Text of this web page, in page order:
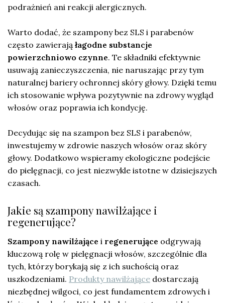
podrażnień ani reakcji alergicznych.
Warto dodać, że szampony bez SLS i parabenów
często zawierają łagodne substancje
powierzchniowo czynne. Te składniki efektywnie
usuwają zanieczyszczenia, nie naruszając przy tym
naturalnej bariery ochronnej skóry głowy. Dzięki temu
ich stosowanie wpływa pozytywnie na zdrowy wygląd
włosów oraz poprawia ich kondycję.
Decydując się na szampon bez SLS i parabenów,
inwestujemy w zdrowie naszych włosów oraz skóry
głowy. Dodatkowo wspieramy ekologiczne podejście
do pielęgnacji, co jest niezwykle istotne w dzisiejszych
czasach.
Jakie są szampony nawilżające i
regenerujące?
Szampony nawilżające i regenerujące odgrywają
kluczową rolę w pielęgnacji włosów, szczególnie dla
tych, którzy borykają się z ich suchością oraz
uszkodzeniami. Produkty nawilżające dostarczają
niezbędnej wilgoci, co jest fundamentem zdrowych i